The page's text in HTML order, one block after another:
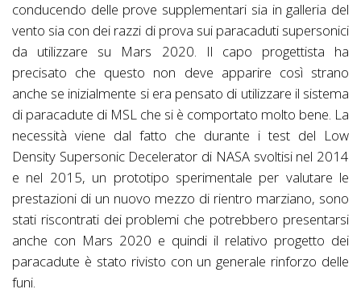
conducendo delle prove supplementari sia in galleria del
vento sia con dei razzi di prova sui paracaduti supersonici
da utilizzare su Mars 2020. Il capo progettista ha
precisato che questo non deve apparire così strano
anche se inizialmente si era pensato di utilizzare il sistema
di paracadute di MSL che si è comportato molto bene. La
necessità viene dal fatto che durante i test del Low
Density Supersonic Decelerator di NASA svoltisi nel 2014
e nel 2015, un prototipo sperimentale per valutare le
prestazioni di un nuovo mezzo di rientro marziano, sono
stati riscontrati dei problemi che potrebbero presentarsi
anche con Mars 2020 e quindi il relativo progetto dei
paracadute è stato rivisto con un generale rinforzo delle
funi.